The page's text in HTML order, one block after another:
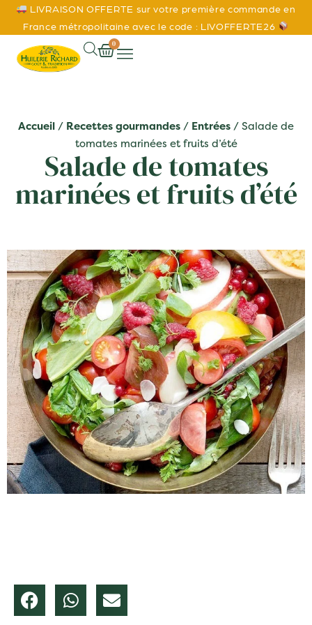
LIVRAISON OFFERTE sur votre première commande en
France métropolitaine avec le code : LIVOFFERTE26
0
Accueil / Recettes gourmandes / Entrées / Salade de
tomates marinées et fruits d’été
Salade de tomates
marinées et fruits d’été